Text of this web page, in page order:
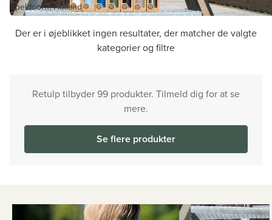
Apeldoorn, Holland
Der er i øjeblikket ingen resultater, der matcher de valgte
kategorier og filtre
Retulp tilbyder 99 produkter. Tilmeld dig for at se
mere.
Se flere produkter